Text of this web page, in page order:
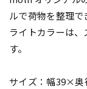
ルで荷物を整理で
ライトカラーは
す。
サイズ：幅39×